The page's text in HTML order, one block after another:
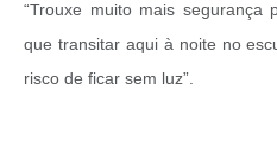
“Trouxe muito mais segurança
que transitar aqui à noite no
risco de ficar sem luz”.